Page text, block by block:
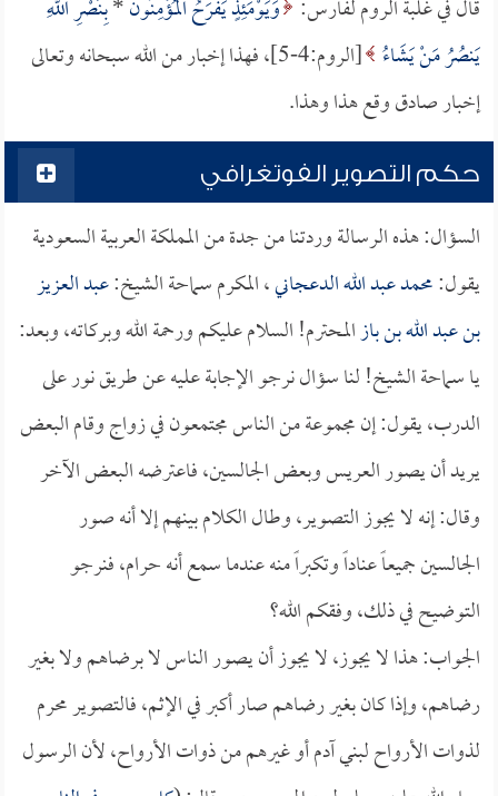
قال في غلبة الروم لفارس: وَيَوْمَئِذٍ يَفْرَحُ الْمُؤْمِنُونَ*بِنَصْرِ اللَّهِ
يَنصُرُ مَنْ يَشَاءُ
[الروم:4-5]، فهذا إخبار من الله سبحانه وتعالى
إخبار صادق وقع هذا وهذا.
حكم التصوير الفوتغرافي
السؤال: هذه الرسالة وردتنا من جدة من المملكة العربية السعودية
يقول:محمد عبد الله الدعجاني، المكرم سماحة الشيخ:عبد العزيز
بن عبد الله بن بازالمحترم! السلام عليكم ورحمة الله وبركاته، وبعد:
يا سماحة الشيخ! لنا سؤال نرجو الإجابة عليه عن طريق نور على
الدرب، يقول: إن مجموعة من الناس مجتمعون في زواج وقام البعض
يريد أن يصور العريس وبعض الجالسين، فاعترضه البعض الآخر
وقال: إنه لا يجوز التصوير، وطال الكلام بينهم إلا أنه صور
الجالسين جميعاً عناداً وتكبراً منه عندما سمع أنه حرام، فنرجو
التوضيح في ذلك، وفقكم الله؟
الجواب: هذا لا يجوز، لا يجوز أن يصور الناس لا برضاهم ولا بغير
رضاهم، وإذا كان بغير رضاهم صار أكبر في الإثم، فالتصوير محرم
لذوات الأرواح لبني آدم أو غيرهم من ذوات الأرواح، لأن الرسول